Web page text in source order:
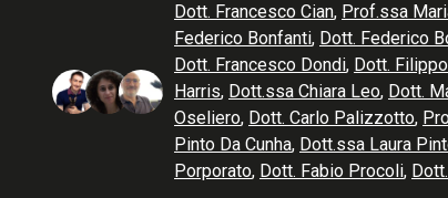
Dott. Francesco Cian, Prof.ssa
Federico Bonfanti, Dott. Federico
Dott. Francesco Dondi, Dott.
Harris, Dott.ssa Chiara Leo, Dott.
Oseliero, Dott. Carlo Palizzotto,
Pinto Da Cunha, Dott.ssa Laura
Porporato, Dott. Fabio Procoli,